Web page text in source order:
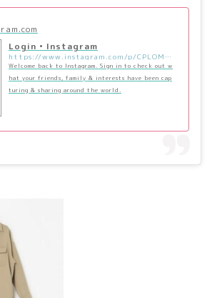
Login • Instagram
https://www.instagram.com/p/CPLOMU4pY9R/?utm_source=ig_embed&utm_campaign=loading
Welcome back to Instagram. Sign in to check out w
hat your friends, family & interests have been cap
turing & sharing around the world.